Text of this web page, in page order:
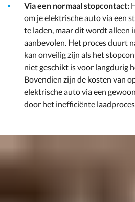
Via een normaal stopcontact:
om je elektrische auto via een
te laden, maar dit wordt alleen
aanbevolen. Het proces duurt
kan onveilig zijn als het
niet geschikt is voor langdurig
Bovendien zijn de kosten van
elektrische auto via een
door het inefficiënte